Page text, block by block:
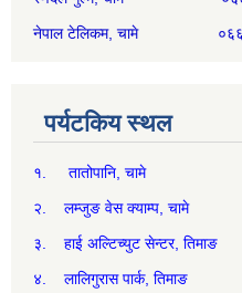
नेपाल टेलिकम, चामे
पर्यटकिय स्थल
१. तातोपानि, चामे
२. लम्जुङ वेस क्याम्प, चामे
३. हाई अल्टिच्युट सेन्टर, तिमाङ
४. लालिगुरास पार्क, तिमाङ